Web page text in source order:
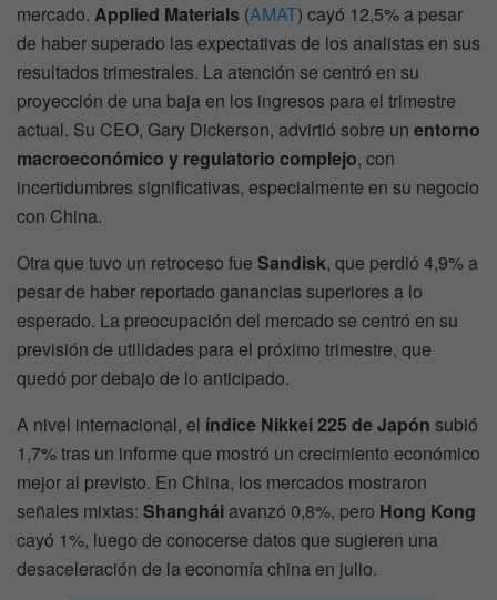
mercado. Applied Materials (AMAT) cayó 12,5% a pesar
de haber superado las expectativas de los analistas en sus
resultados trimestrales. La atención se centró en su
proyección de una baja en los ingresos para el trimestre
actual. Su CEO, Gary Dickerson, advirtió sobre un entorno
macroeconómico y regulatorio complejo, con
incertidumbres significativas, especialmente en su negocio
con China.
Otra que tuvo un retroceso fue Sandisk, que perdió 4,9% a
pesar de haber reportado ganancias superiores a lo
esperado. La preocupación del mercado se centró en su
previsión de utilidades para el próximo trimestre, que
quedó por debajo de lo anticipado.
A nivel internacional, el índice Nikkei 225 de Japón subió
1,7% tras un informe que mostró un crecimiento económico
mejor al previsto. En China, los mercados mostraron
señales mixtas: Shanghái avanzó 0,8%, pero Hong Kong
cayó 1%, luego de conocerse datos que sugieren una
desaceleración de la economía china en julio.